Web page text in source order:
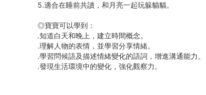
5.適合在睡前共讀，和月亮一起玩躲貓貓。
◎寶寶可以學到：
․知道白天和晚上，建立時間概念。
․理解人物的表情，並學習分享情緒。
․學習問候語及描述情緒變化的語詞，增進溝通能力。
․發現生活環境中的變化，強化觀察力。